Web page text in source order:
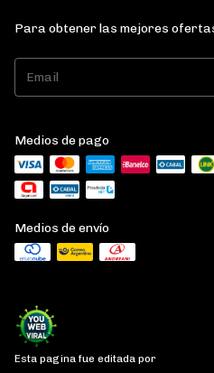
Para obtener las mejores
Medios de pago
Medios de envío
Esta pagina fue editada por